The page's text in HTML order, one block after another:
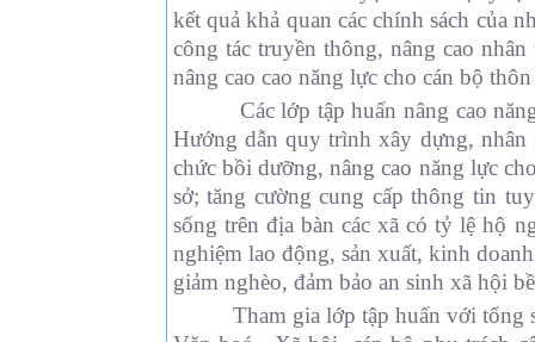
kết quả khả quan các chính sách của
công tác truyền thông, nâng cao
nâng cao cao năng lực cho cán bộ
Các lớp tập huấn nâng cao năng
Hướng dẫn quy trình xây dựng,
chức bồi dưỡng, nâng cao năng lực
sở; tăng cường cung cấp thông tin
sống trên địa bàn các xã có tỷ lệ hộ
nghiệm lao động, sản xuất, kinh
giảm nghèo, đảm bảo an sinh xã hội
Tham gia lớp tập huấn với tổng số